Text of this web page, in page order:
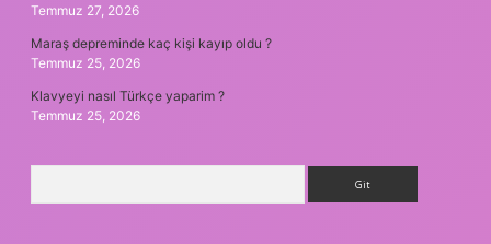
Temmuz 27, 2026
Maraş depreminde kaç kişi kayıp oldu ?
Temmuz 25, 2026
Klavyeyi nasıl Türkçe yaparim ?
Temmuz 25, 2026